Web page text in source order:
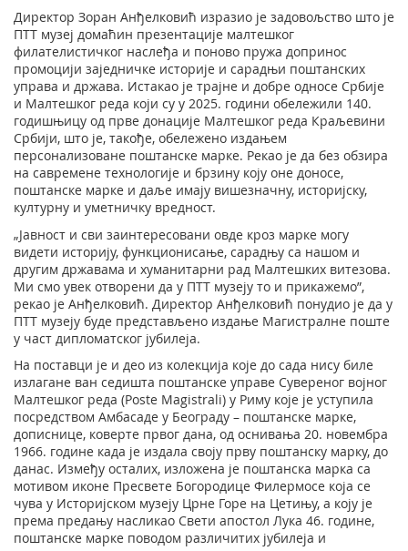
Директор Зоран Анђелковић изразио је задовољство што је
ПТТ музеј домаћин презентације малтешког
филателистичког наслеђа и поново пружа допринос
промоцији заједничке историје и сарадњи поштанских
управа и држава. Истакао је трајне и добре односе Србије
и Малтешког реда који су у 2025. години обележили 140.
годишњицу од прве донације Малтешког реда Краљевини
Србији, што је, такође, обележено издањем
персонализоване поштанске марке. Рекао је да без обзира
на савремене технологије и брзину коју оне доносе,
поштанске марке и даље имају вишезначну, историјску,
културну и уметничку вредност.
„Јавност и сви заинтересовани овде кроз марке могу
видети историју, функционисање, сарадњу са нашом и
другим државама и хуманитарни рад Малтешких витезова.
Ми смо увек отворени да у ПТТ музеју то и прикажемо”,
рекао је Анђелковић. Директор Анђелковић понудио је да у
ПТТ музеју буде представљено издање Магистралне поште
у част дипломатског јубилеја.
На поставци је и део из колекција које до сада нису биле
излагане ван седишта поштанске управе Сувереног војног
Малтешког реда (Poste Magistrali) у Риму које је уступила
посредством Амбасаде у Београду – поштанске марке,
дописнице, коверте првог дана, од оснивања 20. новембра
1966. године када је издала своју прву поштанску марку, до
данас. Између осталих, изложена је поштанска марка са
мотивом иконе Пресвете Богородице Филермосе која се
чува у Историјском музеју Црне Горе на Цетињу, а коју је
према предању насликао Свети апостол Лука 46. године,
поштанске марке поводом различитих јубилеја и